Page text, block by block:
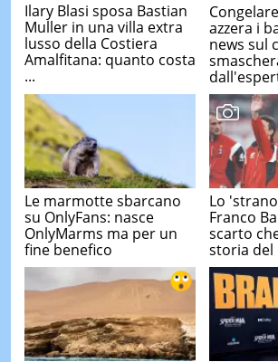
Ilary Blasi sposa Bastian
Muller in una villa extra
lusso della Costiera
Amalfitana: quanto costa
...
azzera i
news sul
Le marmotte sbarcano
su OnlyFans: nasce
OnlyMarms ma per un
fine benefico
Lo
Franco
scarto
storia del